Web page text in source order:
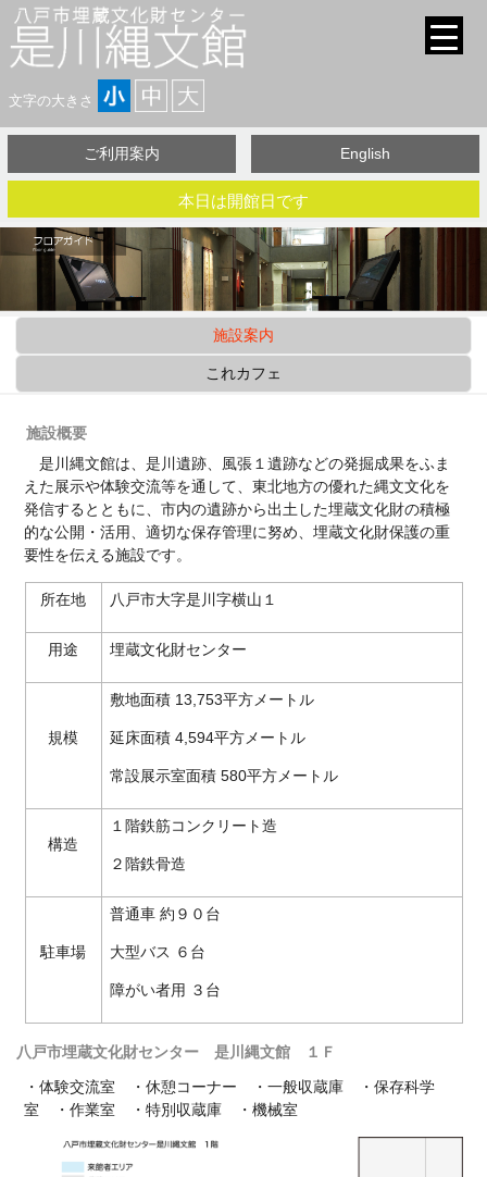
文字の大きさ
ご利用案内 English
本日は開館日です
施設案内
これカフェ
施設概要
是川縄文館は、是川遺跡、風張１遺跡などの発掘成果をふま
えた展示や体験交流等を通して、東北地方の優れた縄文文化を
発信するとともに、市内の遺跡から出土した埋蔵文化財の積極
的な公開・活用、適切な保存管理に努め、埋蔵文化財保護の重
要性を伝える施設です。
所在地 八戸市大字是川字横山１
用途 埋蔵文化財センター
規模
敷地面積 13,753平方メートル
延床面積 4,594平方メートル
常設展示室面積 580平方メートル
構造
１階鉄筋コンクリート造
２階鉄骨造
駐車場
普通車 約９０台
大型バス ６台
障がい者用 ３台
八戸市埋蔵文化財センター 是川縄文館 １Ｆ
・体験交流室 ・休憩コーナー ・一般収蔵庫 ・保存科学
室 ・作業室 ・特別収蔵庫 ・機械室